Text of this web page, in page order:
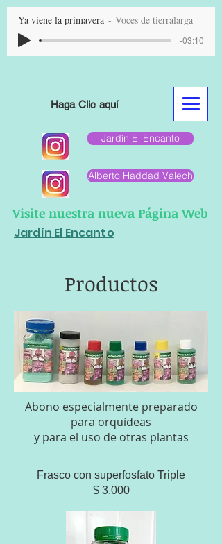
Ya viene la primavera Voces de tierralarga
-03:10
Haga Clic aquí
Jardín El Encanto
Jardín El Encanto
Alberto Haddad Valech
Visite nuestra nueva Página Web
Productos
Abono especialmente preparado
para orquídeas
y para el uso de otras plantas
Frasco con superfosfato Triple
$ 3.000